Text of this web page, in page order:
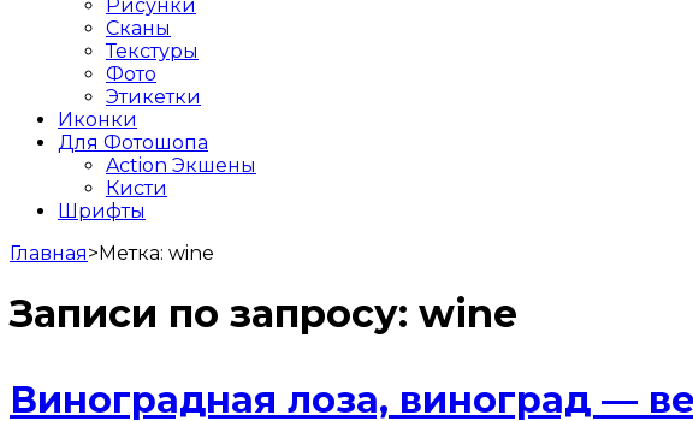
Рисунки
Сканы
Текстуры
Фото
Этикетки
Иконки
Для Фотошопа
Action Экшены
Кисти
Шрифты
Главная>Метка: wine
Записи по запросу: wine
Виноградная лоза, виноград —